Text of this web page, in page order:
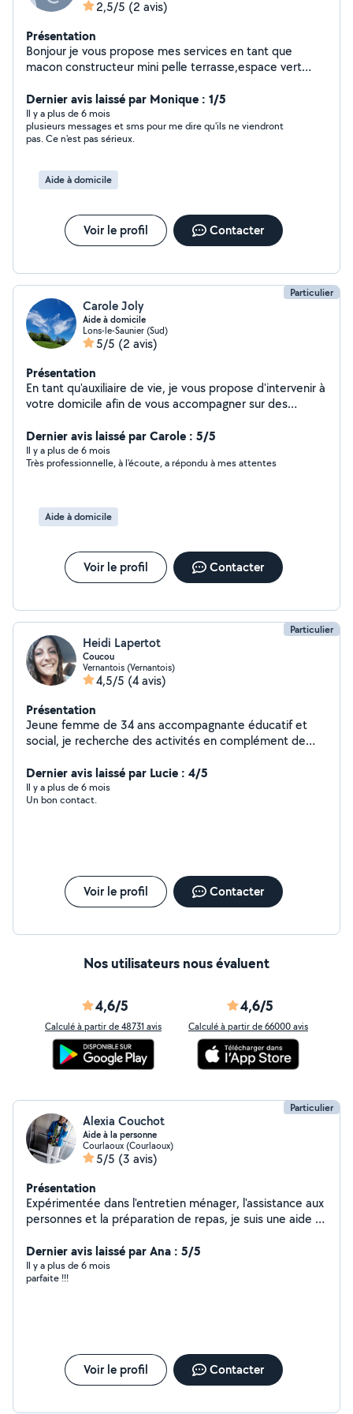
2,5/5 (2 avis)
Présentation
Bonjour je vous propose mes services en tant que
macon constructeur mini pelle terrasse,espace vert
rapide et trés expérimenté .
Dernier avis laissé par Monique : 1/5
Il y a plus de 6 mois
plusieurs messages et sms pour me dire qu'ils ne viendront
pas. Ce n'est pas sérieux.
Aide à domicile
Voir le profil Contacter
Particulier
Carole Joly
Aide à domicile
Lons-le-Saunier (Sud)
5/5 (2 avis)
Présentation
En tant qu'auxiliaire de vie, je vous propose d'intervenir à
votre domicile afin de vous accompagner sur des
autonomie. Aide à la toilette, transferts, repas, courses,
repassage, ménage, en fonction de vos besoins.
Dernier avis laissé par Carole : 5/5
Il y a plus de 6 mois
Très professionnelle, à l'écoute, a répondu à mes attentes
Aide à domicile
Voir le profil Contacter
Particulier
Heidi Lapertot
Coucou
Vernantois (Vernantois)
4,5/5 (4 avis)
Présentation
Jeune femme de 34 ans accompagnante éducatif et
social, je recherche des activités en complément de
gardes/visites, je suis assez polyvalente. J'ai des
compétences dans l'accompagnement d'enfants,
d'adultes et personnes âgées porteurs ou non de
soutien psychologique / écoute..) N'hésitez pas à me
contacter et je vous répondrais dans les meilleurs
Dernier avis laissé par Lucie : 4/5
Il y a plus de 6 mois
Un bon contact.
Voir le profil Contacter
Nos utilisateurs nous évaluent
4,6/5
Calculé à partir de 48731 avis
4,6/5
Calculé à partir de 66000 avis
Particulier
Alexia Couchot
Aide à la personne
Courlaoux (Courlaoux)
5/5 (3 avis)
Présentation
Expérimentée dans l'entretien ménager, l'assistance aux
personnes et la préparation de repas, je suis une aide à
organisation et mon dynamisme me permettent
d'assurer efficacement les tâches de toilette,
d'entretien et de ménage. Actuellement aide-soignante,
Dernier avis laissé par Ana : 5/5
Il y a plus de 6 mois
parfaite !!!
Voir le profil Contacter